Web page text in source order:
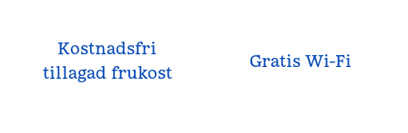
Kostnadsfri
tillagad frukost
Gratis Wi-Fi